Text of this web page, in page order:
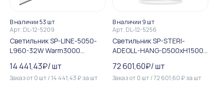
В наличии 53 шт
Арт. DL-12-5209
Светильник SP-LINE-5050-
L960-32W Warm3000
14 441,43₽/шт
Заказ от0 шт/14 441,43 ₽за шт
В наличии 9 шт
Арт. DL-12-5256
Светильник SP-STERI-
ADEOLL-HANG-D500xH1500-
72 601,60₽/шт
Заказ от0 шт/72 601,60 ₽за шт